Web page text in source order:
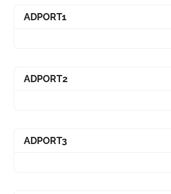
ADPORT1
ADPORT2
ADPORT3